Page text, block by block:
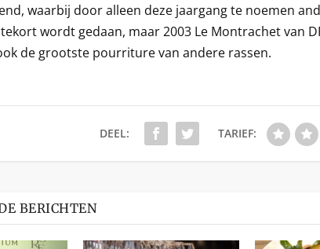
waarbij door alleen deze jaargang te noemen
wordt gedaan, maar 2003 Le Montrachet van
de grootste pourriture van andere rassen.
DEEL: TARIEF:
BERICHTEN